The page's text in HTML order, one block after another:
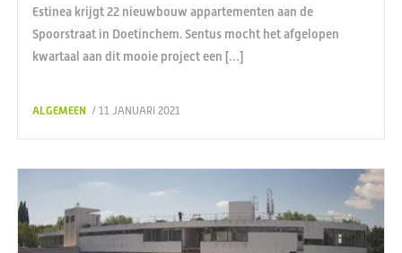
Estinea krijgt 22 nieuwbouw appartementen aan de
Spoorstraat in Doetinchem. Sentus mocht het afgelopen
kwartaal aan dit mooie project een […]
ALGEMEEN / 11 JANUARI 2021